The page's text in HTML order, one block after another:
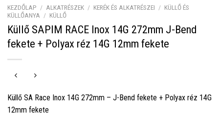
KEZDŐLAP / ALKATRÉSZEK / KERÉK ÉS ALKATRÉSZEI / KÜLLŐ ÉS
KÜLLŐANYA / KÜLLŐ
Küllő SAPIM RACE Inox 14G 272mm J-Bend
fekete + Polyax réz 14G 12mm fekete
Küllő SA Race Inox 14G 272mm – J-Bend fekete + Polyax réz 14G
12mm fekete